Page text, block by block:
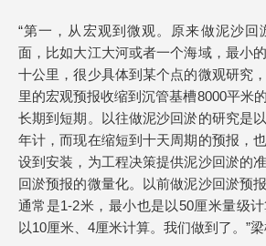
“第一，从宏观到微观。原来做泥沙回
面，比如大江大河或者一个海域，最小
十公里，很少具体到某个点的微观研究
里的宏观预报收缩到沉管基槽8000平米
长期到短期。以往做泥沙回淤的研究是
年计，而现在缩短到十天周期的预报，
设到安装，为工程决策提供泥沙回淤的
回淤预报的微量化。以前做泥沙回淤预
通常是1-2米，最小也是以50厘米量级
以10厘米、4厘米计算。我们做到了。”梁